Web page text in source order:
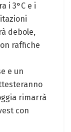
i 3°C e i
debole,
raffiche
e un
rimarrà
con